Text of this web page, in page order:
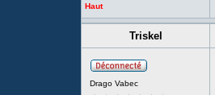
Haut
Triskel
Drago Vabec